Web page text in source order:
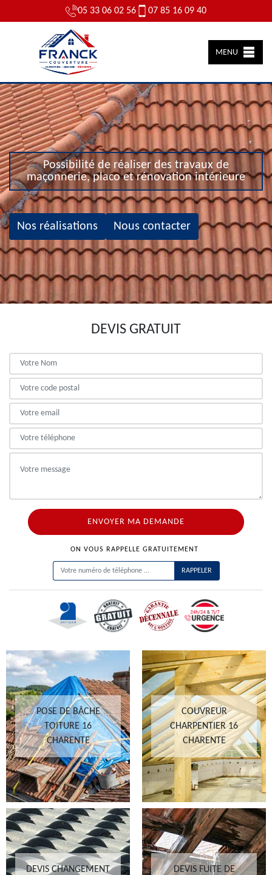
05 33 06 02 56 07 85 16 09 40
MENU
Possibilité de réaliser des travaux de
maçonnerie, placo et rénovation intérieure
Nos réalisations Nous contacter
DEVIS GRATUIT
ON VOUS RAPPELLE GRATUITEMENT
POSE DE BÂCHE
TOITURE 16
CHARENTE
COUVREUR
CHARPENTIER 16
CHARENTE
DEVIS CHANGEMENT
DEVIS FUITE DE